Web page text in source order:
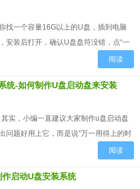
找一个容量16G以上的U盘，插到电脑
安装后打开，确认U盘盘符没错，点“一
阅读
统-如何制作U盘启动盘来安装
实，小编一直建议大家制作u盘启动盘
问题好用上它，而是说“万一用得上的时
阅读
启动U盘安装系统